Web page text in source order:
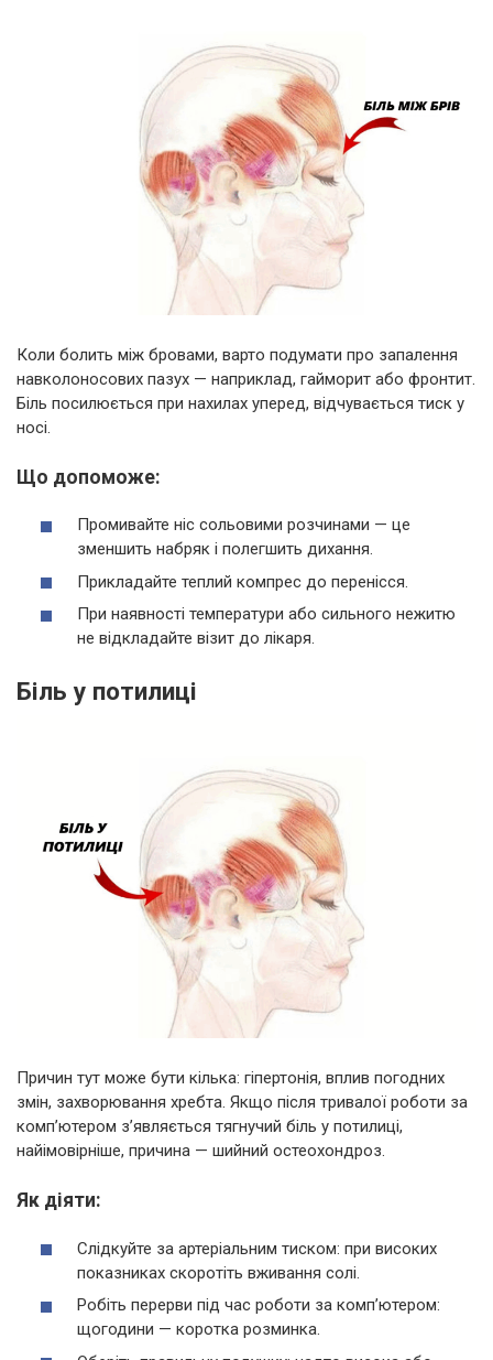
Коли болить між бровами, варто подумати про запалення
навколоносових пазух — наприклад, гайморит або фронтит.
Біль посилюється при нахилах уперед, відчувається тиск у
носі.
Що допоможе:
Промивайте ніс сольовими розчинами — це
зменшить набряк і полегшить дихання.
Прикладайте теплий компрес до перенісся.
При наявності температури або сильного нежитю
не відкладайте візит до лікаря.
Біль у потилиці
Причин тут може бути кілька: гіпертонія, вплив погодних
змін, захворювання хребта. Якщо після тривалої роботи за
комп’ютером з’являється тягнучий біль у потилиці,
найімовірніше, причина — шийний остеохондроз.
Як діяти:
Слідкуйте за артеріальним тиском: при високих
показниках скоротіть вживання солі.
Робіть перерви під час роботи за комп’ютером:
щогодини — коротка розминка.